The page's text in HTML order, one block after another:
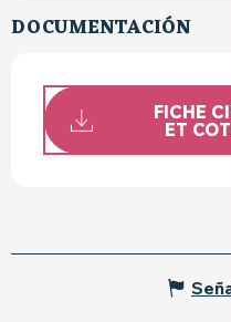
DOCUMENTACIÓN
FICHE
ET